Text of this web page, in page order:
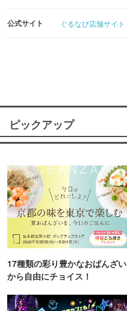
公式サイト ぐるなび店舗サイト
ピックアップ
17種類の彩り豊かなおばんざい
から自由にチョイス！